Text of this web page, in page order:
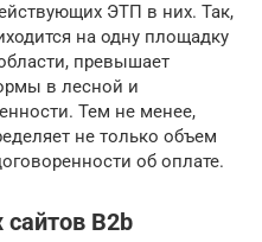
ЭТП в них. Так,
на одну площадку
превышает
в лесной и
Тем не менее,
не только объем
об оплате.
B2b